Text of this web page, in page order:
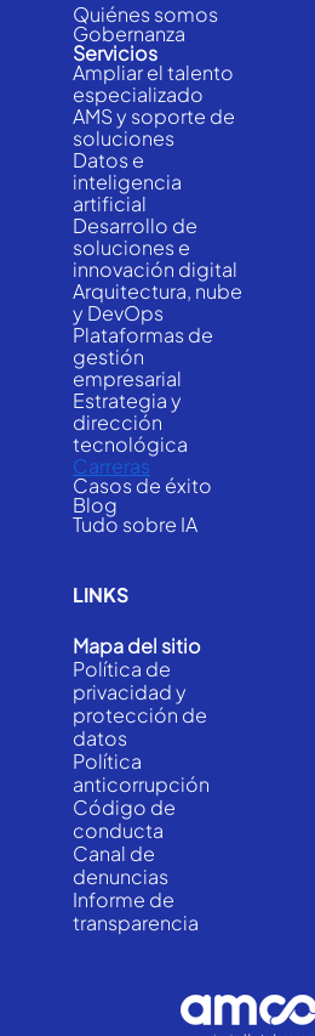
Quiénes somos
Gobernanza
Servicios
Ampliar el talento
especializado
AMS y soporte de
soluciones
Datos e
inteligencia
artificial
Desarrollo de
soluciones e
innovación digital
Arquitectura, nube
y DevOps
Plataformas de
gestión
empresarial
Estrategia y
dirección
tecnológica
Carreras
Casos de éxito
Blog
Tudo sobre IA
LINKS
Mapa del sitio
Política de
privacidad y
protección de
datos
Política
anticorrupción
Código de
conducta
Canal de
denuncias
Informe de
transparencia